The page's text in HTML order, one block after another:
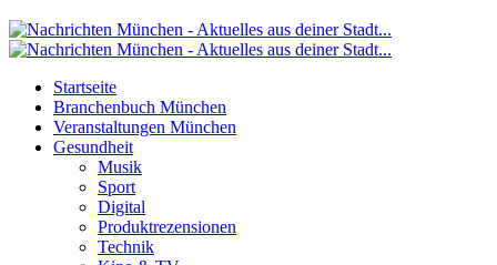
Startseite
Branchenbuch München
Veranstaltungen München
Gesundheit
Musik
Sport
Digital
Produktrezensionen
Technik